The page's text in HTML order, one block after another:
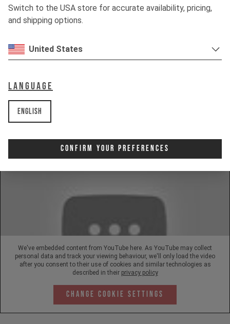
Switch to the USA store for accurate availability, pricing,
and shipping options.
United States
Language
English
Confirm Your Preferences
INSIGHTS
100%
We've embedded content from YouTube here. As YouTube may collect
personal data and track your viewing behaviour, we'll only load the video
after you consent to their use of cookies and similar technologies as
described in their privacy policy
Change Cookie Settings